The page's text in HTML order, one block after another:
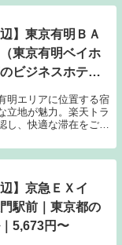
】東京有明ＢＡ
東京有明ベイホ
ビジネスホテル
明エリアに位置する宿
立地が魅力。楽天トラ
、快適な滞在をご予
】京急ＥＸイ
駅前｜東京都の
5,673円〜